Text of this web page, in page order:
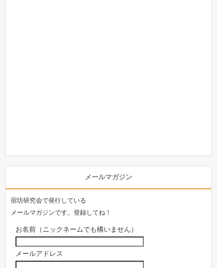
メールマガジン
宿坊研究会で発行している
メールマガジンです。登録してね！
お名前（ニックネームでも構いません）
メールアドレス